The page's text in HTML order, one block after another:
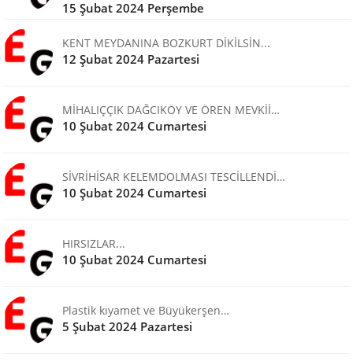
15 Şubat 2024 Perşembe
KENT MEYDANINA BOZKURT DİKİLSİN...
12 Şubat 2024 Pazartesi
MİHALIÇÇIK DAĞCIKÖY VE ÖREN MEVKİİ…
10 Şubat 2024 Cumartesi
SİVRİHİSAR KELEMDOLMASI TESCİLLENDİ…
10 Şubat 2024 Cumartesi
HIRSIZLAR...
10 Şubat 2024 Cumartesi
Plastik kıyamet ve Büyükerşen…
5 Şubat 2024 Pazartesi